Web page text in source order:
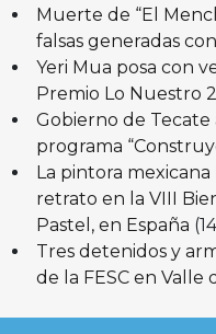
Muerte de “El
falsas generadas
Yeri Mua posa con
Premio Lo Nuestro
Gobierno de Tecate
programa
La pintora
retrato en la VIII
Pastel, en España
Tres detenidos y
de la FESC en Valle